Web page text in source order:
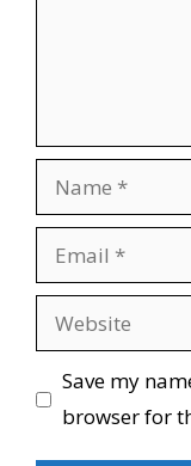
Name
Email
Website
Save my
browser for